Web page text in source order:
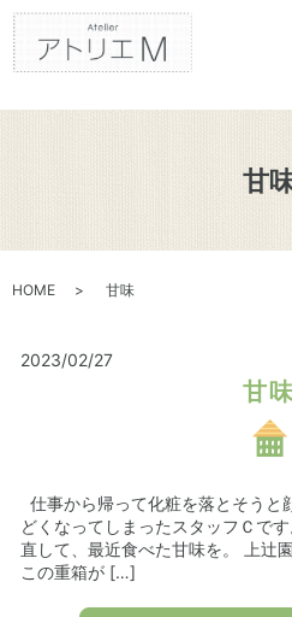
甘
HOME 甘味
2023/02/27
甘
仕事から帰って化粧を落とそうと
どくなってしまったスタッフＣで
直して、最近食べた甘味を。 上辻
この重箱が […]